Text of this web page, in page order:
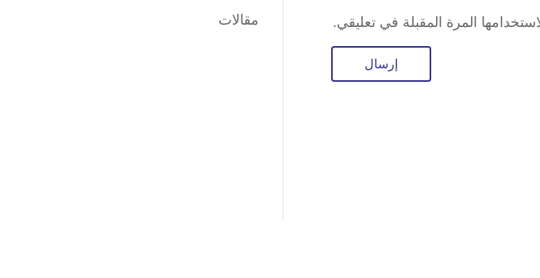
المرة المقبلة في تعليقي.
مقالات